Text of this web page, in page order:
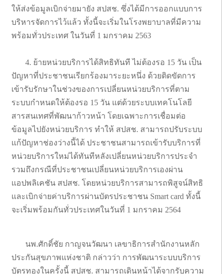
ให้ส่งข้อมูลเบิกจ่ายมายัง สปสช. ซึ่งได้มีการออกแบบการ
บริหารจัดการไว้แล้ว ทั้งนี้จะเริ่มในโรงพยาบาลที่มีความ
พร้อมทั่วประเทศ ในวันที่ 1 มกราคม 2563
4. ย้ายหน่วยบริการได้สิทธิทันที ไม่ต้องรอ 15 วัน เป็น
ปัญหาที่ประชาชนเรียกร้องมาระยะหนึ่ง ด้วยติดขัดการ
เข้ารับรักษาในช่วงของการเปลี่ยนหน่วยบริการที่ตาม
ระบบกำหนดให้ต้องรอ 15 วัน แต่ด้วยระบบเทคโนโลยี
สารสนเทศที่พัฒนาก้าวหน้า โดยเฉพาะการเชื่อมต่อ
ข้อมูลไปยังหน่วยบริการ ทำให้ สปสช. สามารถปรับระบบ
แก้ปัญหาช่องว่างนี้ได้ ประชาชนสามารถเข้ารับบริการที่
หน่วยบริการใหม่ได้ทันทีหลังเปลี่ยนหน่วยบริการประจำ
รวมถึงกรณีที่ประชาชนเปลี่ยนหน่วยบริการเองผ่าน
แอปพลิเคชัน สปสช. โดยหน่วยบริการสามารถพิสูจน์สิทธิ
และเบิกจ่ายค่าบริการผ่านบัตรประชาชน Smart card ทั้งนี้
จะเริ่มพร้อมกันทั่วประเทศในวันที่ 1 มกราคม 2564
นพ.ศักดิ์ชัย กาญจนวัฒนา เลขาธิการสำนักงานหลัก
ประกันสุขภาพแห่งชาติ กล่าวว่า การพัฒนาระบบบริการ
บัตรทองในครั้งนี้ สปสช. สามารถเดินหน้าได้จากรับความ